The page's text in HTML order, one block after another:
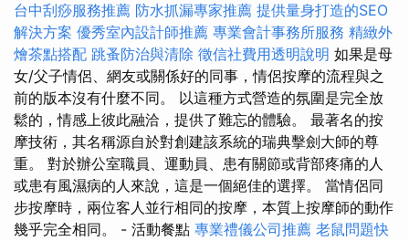
台中刮痧服務推薦 防水抓漏專家推薦 提供量身打造的SEO
解決方案 優秀室內設計師推薦 專業會計事務所服務 精緻外
燴茶點搭配 跳蚤防治與清除 徵信社費用透明說明 如果是母
女/父子情侶、網友或關係好的同事，情侶按摩的流程與之
前的版本沒有什麼不同。 以這種方式營造的氛圍是完全放
鬆的，情感上彼此融洽，提供了難忘的體驗。 最著名的按
摩技術，其名稱源自於對創建該系統的瑞典擊劍大師的尊
重。 對於辦公室職員、運動員、患有關節或背部疼痛的人
或患有風濕病的人來說，這是一個絕佳的選擇。 當情侶同
步按摩時，兩位客人並行相同的按摩，本質上按摩師的動作
幾乎完全相同。 - 活動餐點 專業禮儀公司推薦 老鼠問題快